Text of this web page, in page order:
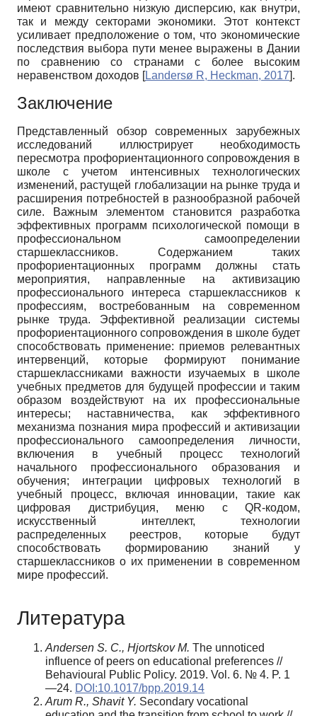
имеют сравнительно низкую дисперсию, как внутри,
так и между секторами экономики. Этот контекст
усиливает предположение о том, что экономические
последствия выбора пути менее выражены в Дании
по сравнению со странами с более высоким
неравенством доходов [Landersø R, Heckman, 2017].
Заключение
Представленный обзор современных зарубежных
исследований иллюстрирует необходимость
пересмотра профориентационного сопровождения в
школе с учетом интенсивных технологических
изменений, растущей глобализации на рынке труда и
расширения потребностей в разнообразной рабочей
силе. Важным элементом становится разработка
эффективных программ психологической помощи в
профессиональном самоопределении
старшеклассников. Содержанием таких
профориентационных программ должны стать
мероприятия, направленные на активизацию
профессионального интереса старшеклассников к
профессиям, востребованным на современном
рынке труда. Эффективной реализации системы
профориентационного сопровождения в школе будет
способствовать применение: приемов релевантных
интервенций, которые формируют понимание
старшеклассниками важности изучаемых в школе
учебных предметов для будущей профессии и таким
образом воздействуют на их профессиональные
интересы; наставничества, как эффективного
механизма познания мира профессий и активизации
профессионального самоопределения личности,
включения в учебный процесс технологий
начального профессионального образования и
обучения; интеграции цифровых технологий в
учебный процесс, включая инновации, такие как
цифровая дистрибуция, меню с QR-кодом,
искусственный интеллект, технологии
распределенных реестров, которые будут
способствовать формированию знаний у
старшеклассников о их применении в современном
мире профессий.
Литература
Andersen S. C., Hjortskov M. The unnoticed
influence of peers on educational preferences //
Behavioural Public Policy. 2019. Vol. 6. № 4. P. 1
—24. DOI:10.1017/bpp.2019.14
Arum R., Shavit Y. Secondary vocational